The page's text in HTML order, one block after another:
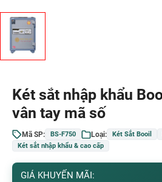
Két sắt nhập khẩu
vân tay mã số
Mã SP: BS-F750 Loại: Két Sắt Booil
Két sắt nhập khẩu & cao cấp
GIÁ KHUYẾN MÃI: